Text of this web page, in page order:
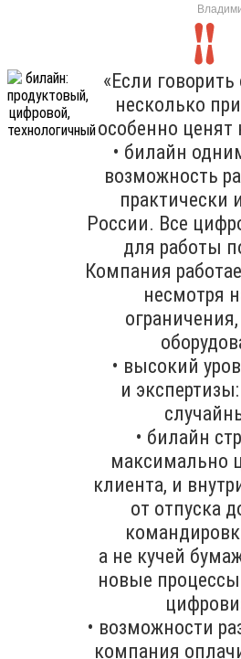
«Если говорить
несколько
особенно ценят
• билайн
возможность
практически
России. Все
для работы
Компания
несмотря
• высокий
и
• билайн
максимально
клиента, и
от отпуска
а не кучей
новые
• возможности
компания